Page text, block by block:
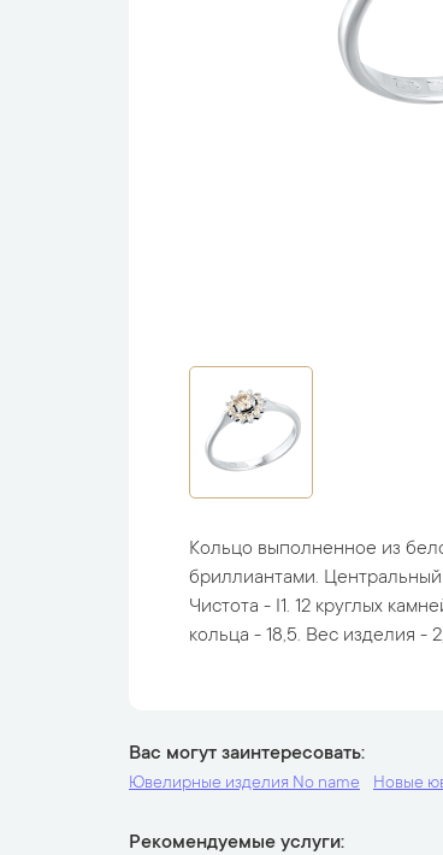
Кольцо выполненное из
бриллиантами.
Чистота - I1. 12 круглых
кольца - 18,5. Вес изделия -
Вас могут заинтересовать
Ювелирные изделия No name Новые
Рекомендуемые услуги